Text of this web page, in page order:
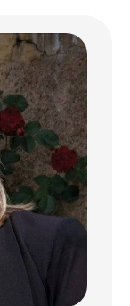
bien
l'équipe